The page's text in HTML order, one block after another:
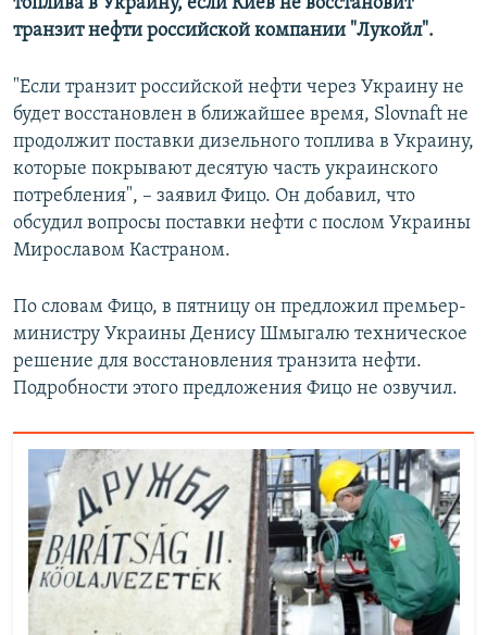
топлива в Украину, если Киев не восстановит
транзит нефти российской компании "Лукойл".
"Если транзит российской нефти через Украину не
будет восстановлен в ближайшее время, Slovnaft не
продолжит поставки дизельного топлива в Украину,
которые покрывают десятую часть украинского
потребления", – заявил Фицо. Он добавил, что
обсудил вопросы поставки нефти с послом Украины
Мирославом Кастраном.
По словам Фицо, в пятницу он предложил премьер-
министру Украины Денису Шмыгалю техническое
решение для восстановления транзита нефти.
Подробности этого предложения Фицо не озвучил.